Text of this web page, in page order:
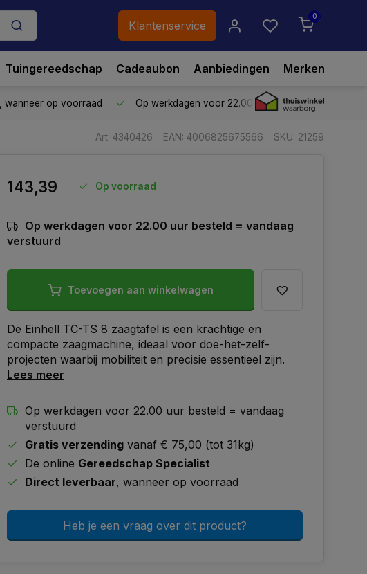
Klantenservice
0
Tuingereedschap Cadeaubon Aanbiedingen Merken
, wanneer op voorraad Op werkdagen voor 22.00 uur besteld,vandaag
Art: 4340426 EAN: 4006825675566 SKU: 21259
143,39 Op voorraad
Op werkdagen voor 22.00 uur besteld = vandaag
verstuurd
Toevoegen aan winkelwagen
De Einhell TC-TS 8 zaagtafel is een krachtige en
compacte zaagmachine, ideaal voor doe-het-zelf-
projecten waarbij mobiliteit en precisie essentieel zijn.
Lees meer
Op werkdagen voor 22.00 uur besteld = vandaag
verstuurd
Gratis verzending vanaf € 75,00 (tot 31kg)
De online Gereedschap Specialist
Direct leverbaar, wanneer op voorraad
Heb je een vraag over dit product?